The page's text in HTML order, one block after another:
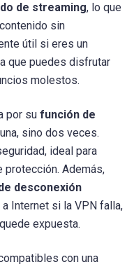
de streaming, lo que
sin
útil si eres un
que puedes disfrutar
molestos.
por su función de
sino dos veces.
ideal para
protección. Además,
desconexión
Internet si la VPN falla,
expuesta.
con una